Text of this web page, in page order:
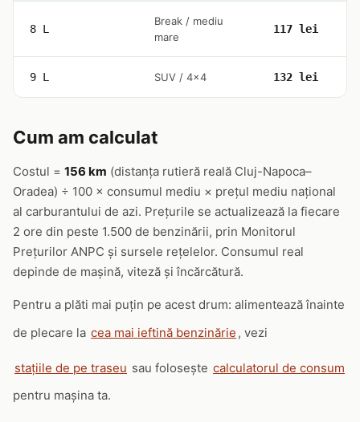
8 L
Break / mediu
mare
117 lei
9 L SUV / 4x4 132 lei
Cum am calculat
Costul = 156 km (distanța rutieră reală Cluj-Napoca–
Oradea) ÷ 100 × consumul mediu × prețul mediu național
al carburantului de azi. Prețurile se actualizează la fiecare
2 ore din peste 1.500 de benzinării, prin Monitorul
Prețurilor ANPC și sursele rețelelor. Consumul real
depinde de mașină, viteză și încărcătură.
Pentru a plăti mai puțin pe acest drum: alimentează înainte
de plecare la cea mai ieftină benzinărie , vezi
stațiile de pe traseu sau folosește calculatorul de consum
pentru mașina ta.